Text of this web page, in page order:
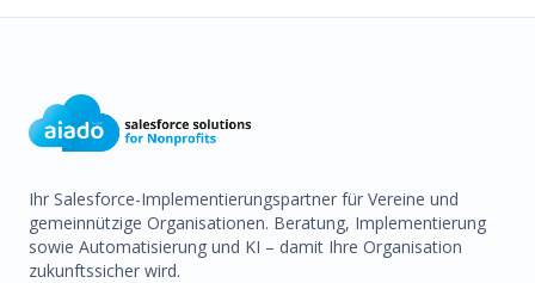
Ihr Salesforce-Implementierungspartner für Vereine und
gemeinnützige Organisationen. Beratung, Implementierung
sowie Automatisierung und KI – damit Ihre Organisation
zukunftssicher wird.